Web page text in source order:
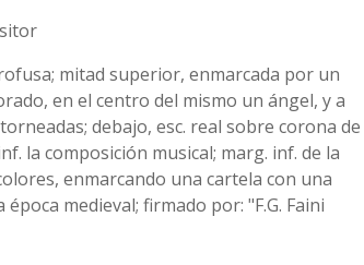
mitad superior, enmarcada por un
en el centro del mismo un ángel, y a
debajo, esc. real sobre corona de
la composición musical; marg. inf. de la
enmarcando una cartela con una
medieval; firmado por: "F.G. Faini